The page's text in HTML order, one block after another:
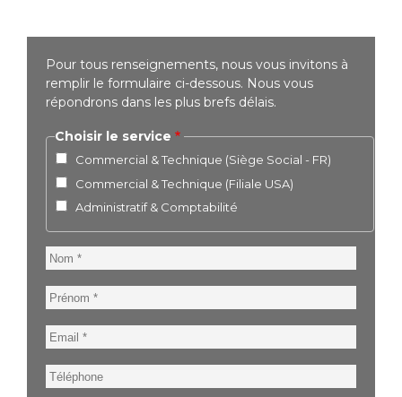
Pour tous renseignements, nous vous invitons à
remplir le formulaire ci-dessous. Nous vous
répondrons dans les plus brefs délais.
Choisir le service
Commercial & Technique (Siège Social - FR)
Commercial & Technique (Filiale USA)
Administratif & Comptabilité
Nom
Prénom
Email
Téléphone